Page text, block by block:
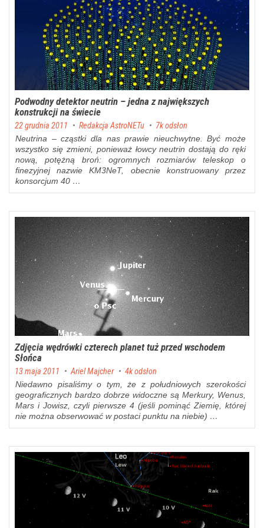
Podwodny detektor neutrin – jedna z największych
konstrukcji na świecie
Posted on
22 grudnia 2011 byRedakcja AstroNETu 7k odsłon
Neutrina – cząstki dla nas prawie nieuchwytne. Być może
wszystko się zmieni, ponieważ łowcy neutrin dostają do ręki
nową, potężną broń: ogromnych rozmiarów teleskop o
finezyjnej nazwie KM3NeT, obecnie konstruowany przez
konsorcjum 40 …
Zdjęcia wędrówki czterech planet tuż przed wschodem
Słońca
Posted on
13 maja 2011 byAriel Majcher 4k odsłon
Niedawno pisaliśmy o tym, że z południowych szerokości
geograficznych bardzo dobrze widoczne są Merkury, Wenus,
Mars i Jowisz, czyli pierwsze 4 (jeśli pominąć Ziemię, której
nie można obserwować w postaci punktu na niebie) …